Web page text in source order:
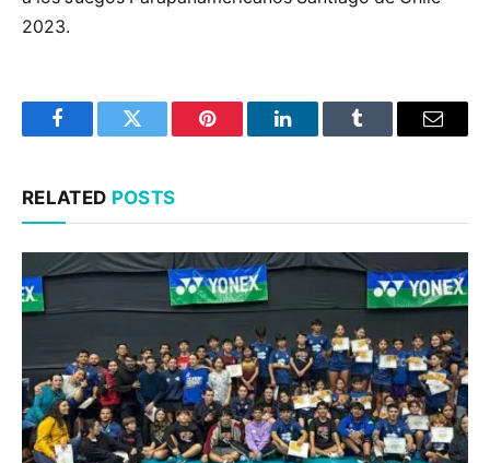
2023.
FacebookTwitter Pinterest LinkedInTumblr Email
RELATED POSTS